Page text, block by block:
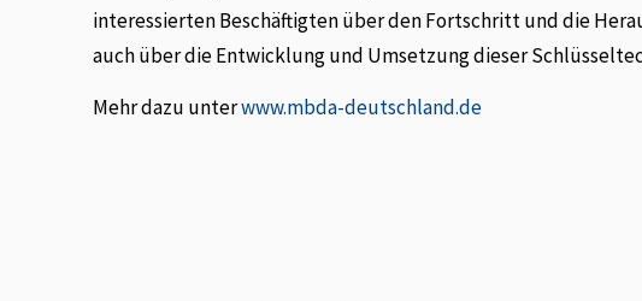
interessierten Beschäftigten über den Fortschritt und die
auch über die Entwicklung und Umsetzung dieser
Mehr dazu unterwww.mbda-deutschland.de